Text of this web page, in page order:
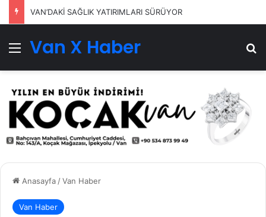
VAN’DAKİ SAĞLIK YATIRIMLARI SÜRÜYOR
Menü
Van X Haber
Anasayfa/Van Haber
Van Haber